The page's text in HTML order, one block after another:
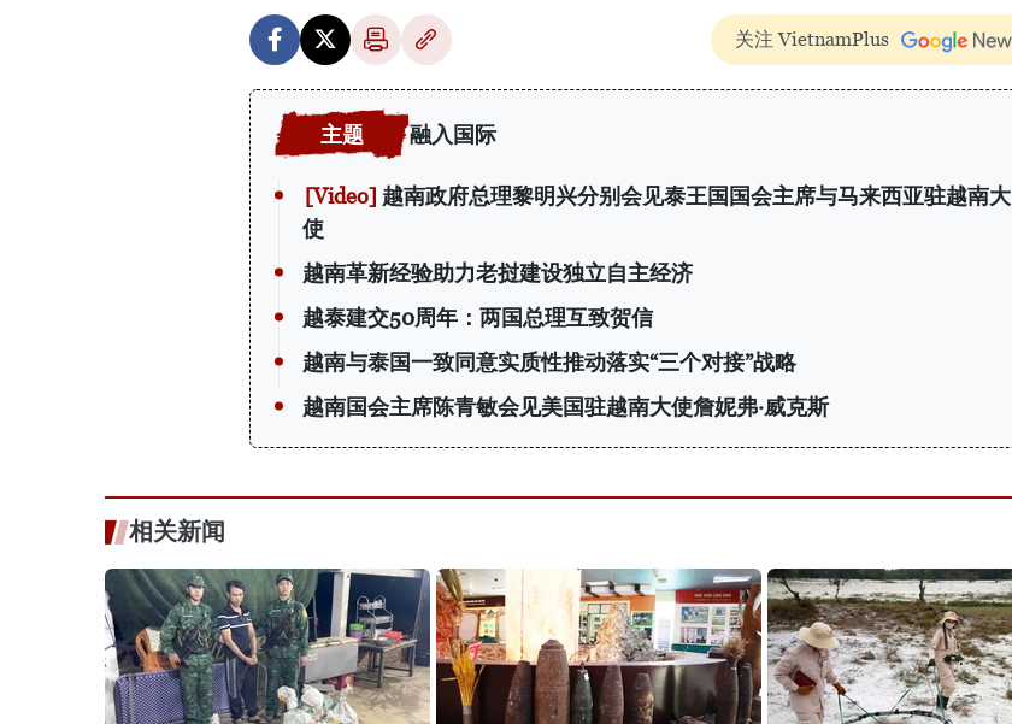
关注 VietnamPlus
融入国际
越南政府总理黎明兴分别会见泰王国国会主席与马来西亚驻越南大
使
越南革新经验助力老挝建设独立自主经济
越泰建交50周年：两国总理互致贺信
越南与泰国一致同意实质性推动落实“三个对接”战略
越南国会主席陈青敏会见美国驻越南大使詹妮弗·威克斯
相关新闻